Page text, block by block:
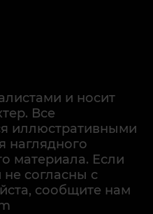
и носит
Все
иллюстративными
наглядного
материала. Если
согласны с
сообщите нам